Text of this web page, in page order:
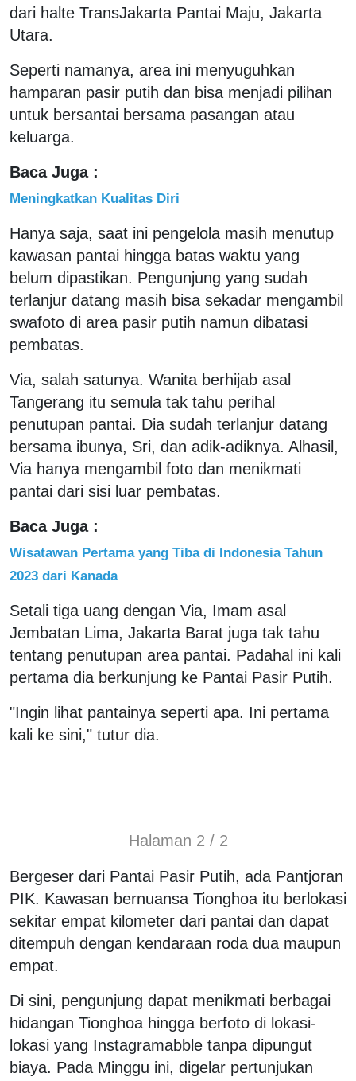
dari halte TransJakarta Pantai Maju, Jakarta
Utara.
Seperti namanya, area ini menyuguhkan
hamparan pasir putih dan bisa menjadi pilihan
untuk bersantai bersama pasangan atau
keluarga.
Baca Juga :
Meningkatkan Kualitas Diri
Hanya saja, saat ini pengelola masih menutup
kawasan pantai hingga batas waktu yang
belum dipastikan. Pengunjung yang sudah
terlanjur datang masih bisa sekadar mengambil
swafoto di area pasir putih namun dibatasi
pembatas.
Via, salah satunya. Wanita berhijab asal
Tangerang itu semula tak tahu perihal
penutupan pantai. Dia sudah terlanjur datang
bersama ibunya, Sri, dan adik-adiknya. Alhasil,
Via hanya mengambil foto dan menikmati
pantai dari sisi luar pembatas.
Baca Juga :
Wisatawan Pertama yang Tiba di Indonesia Tahun
2023 dari Kanada
Setali tiga uang dengan Via, Imam asal
Jembatan Lima, Jakarta Barat juga tak tahu
tentang penutupan area pantai. Padahal ini kali
pertama dia berkunjung ke Pantai Pasir Putih.
"Ingin lihat pantainya seperti apa. Ini pertama
kali ke sini," tutur dia.
Halaman 2 / 2
Bergeser dari Pantai Pasir Putih, ada Pantjoran
PIK. Kawasan bernuansa Tionghoa itu berlokasi
sekitar empat kilometer dari pantai dan dapat
ditempuh dengan kendaraan roda dua maupun
empat.
Di sini, pengunjung dapat menikmati berbagai
hidangan Tionghoa hingga berfoto di lokasi-
lokasi yang Instagramabble tanpa dipungut
biaya. Pada Minggu ini, digelar pertunjukan